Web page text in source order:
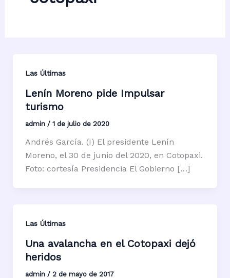
Las Últimas
Lenín Moreno pide Impulsar
turismo
admin / 1 de julio de 2020
Andrés García. (I) El presidente Lenín
Moreno, el 30 de junio del 2020, en Cotopaxi.
Foto: cortesía Presidencia El Gobierno […]
Las Últimas
Una avalancha en el Cotopaxi dejó
heridos
admin / 2 de mayo de 2017